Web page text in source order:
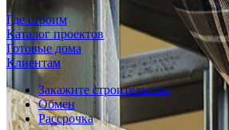
Где строим
Каталог проектов
Готовые дома
Клиентам
Закажите строительство
Обмен
Рассрочка